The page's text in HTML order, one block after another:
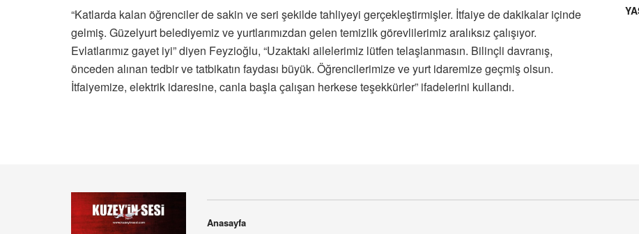
“Katlarda kalan öğrenciler de sakin ve seri şekilde tahliyeyi gerçekleştirmişler. İtfaiye de dakikalar içinde
gelmiş. Güzelyurt belediyemiz ve yurtlarımızdan gelen temizlik görevlilerimiz aralıksız çalışıyor.
Evlatlarımız gayet iyi” diyen Feyzioğlu, “Uzaktaki ailelerimiz lütfen telaşlanmasın. Bilinçli davranış,
önceden alınan tedbir ve tatbikatın faydası büyük. Öğrencilerimize ve yurt idaremize geçmiş olsun.
İtfaiyemize, elektrik idaresine, canla başla çalışan herkese teşekkürler” ifadelerini kullandı.
Anasayfa